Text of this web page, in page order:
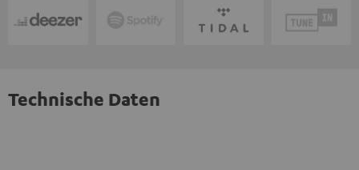
Technische Daten